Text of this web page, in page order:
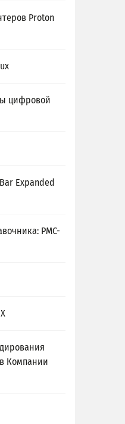
Proton
цифровой
Expanded
PMC-
Компании